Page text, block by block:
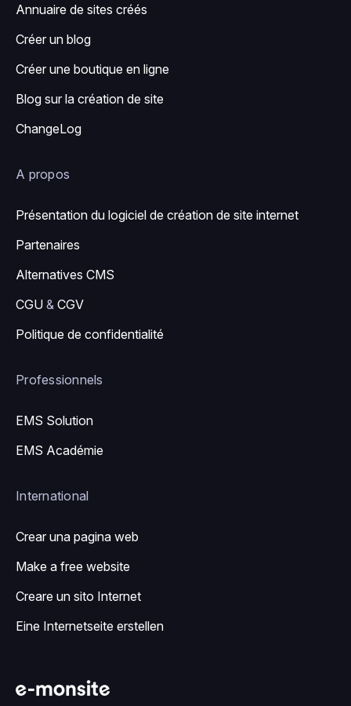
Annuaire de sites créés
Créer un blog
Créer une boutique en ligne
Blog sur la création de site
ChangeLog
A propos
Présentation du logiciel de création de site internet
Partenaires
Alternatives CMS
CGU & CGV
Politique de confidentialité
Professionnels
EMS Solution
EMS Académie
International
Crear una pagina web
Make a free website
Creare un sito Internet
Eine Internetseite erstellen